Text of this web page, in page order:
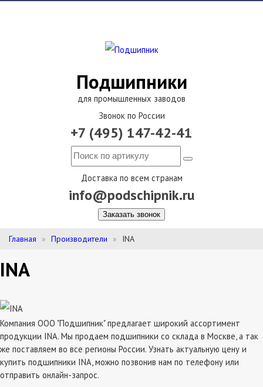
Подшипники
для промышленных заводов
Звонок по России
+7 (495) 147-42-41
Доставка по всем странам
info@podschipnik.ru
Заказать звонок
Главная Производители INA
INA
Компания ООО "Подшипник" предлагает широкий ассортимент
продукции INA. Мы продаем подшипники со склада в Москве, а так
же поставляем во все регионы России. Узнать актуальную цену и
купить подшипники INA, можно позвонив нам по телефону или
отправить онлайн-запрос.